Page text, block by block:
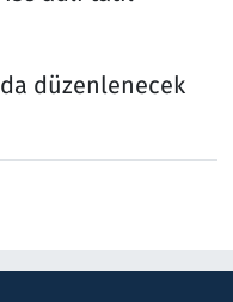
düzenlenecek